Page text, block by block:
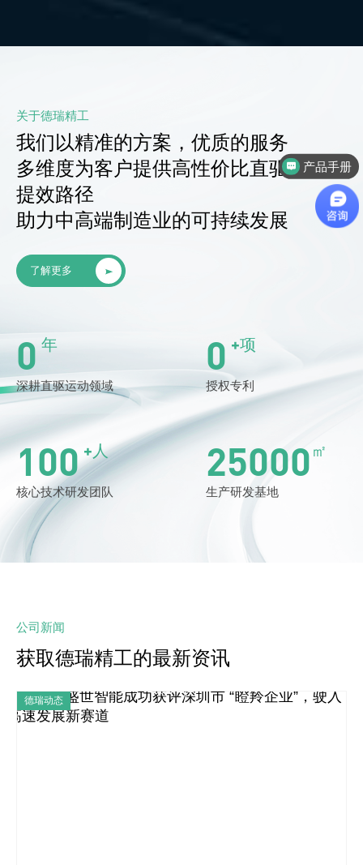
关于德瑞精工
我们以精准的方案，优质的服务
多维度为客户提供高性价比直驱运控的
提效路径
助力中高端制造业的可持续发展
了解更多
0 年
深耕直驱运动领域
0 +项
授权专利
100 +人
核心技术研发团队
25000 ㎡
生产研发基地
公司新闻
获取德瑞精工的最新资讯
德瑞动态
产品手册